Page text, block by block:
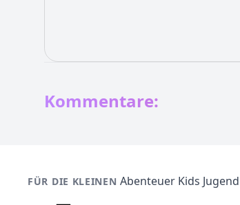
Kommentare:
FÜR DIE KLEINEN Abenteuer Kids Jugend